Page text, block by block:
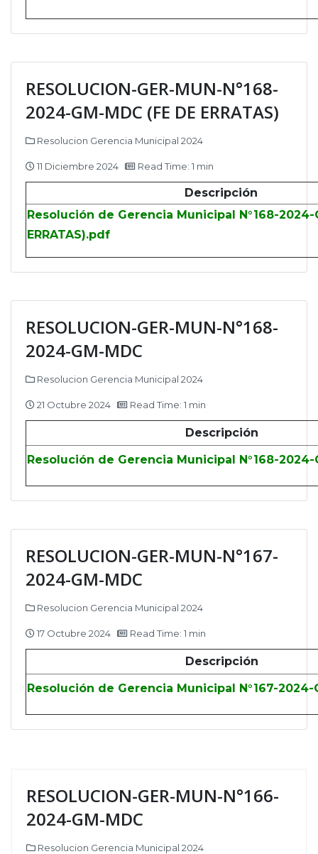
RESOLUCION-GER-MUN-N°168-
2024-GM-MDC (FE DE ERRATAS)
Resolucion Gerencia Municipal 2024
11 Diciembre 2024 Read Time: 1 min
Descripción
Resolución de Gerencia Municipal N°168-2024-
ERRATAS).pdf
RESOLUCION-GER-MUN-N°168-
2024-GM-MDC
Resolucion Gerencia Municipal 2024
21 Octubre 2024 Read Time: 1 min
Descripción
Resolución de Gerencia Municipal N°168-2024-
RESOLUCION-GER-MUN-N°167-
2024-GM-MDC
Resolucion Gerencia Municipal 2024
17 Octubre 2024 Read Time: 1 min
Descripción
Resolución de Gerencia Municipal N°167-2024-
RESOLUCION-GER-MUN-N°166-
2024-GM-MDC
Resolucion Gerencia Municipal 2024